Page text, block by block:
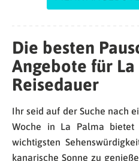
Die besten
Angebote für
Reisedauer
Ihr seid auf der Suche nach
Woche in La Palma
wichtigsten
kanarische Sonne zu